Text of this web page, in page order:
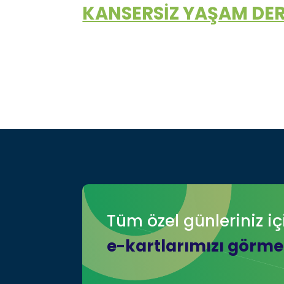
KANSERSİZ YAŞAM
Tüm özel günleriniz
e-kartlarımızı